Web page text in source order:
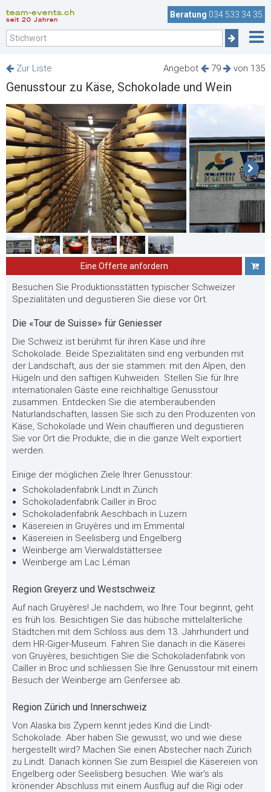
team-events.ch
seit 20 Jahren
Beratung 034 533 34 35
Angebot 79 von 135
Zur Liste
Genusstour zu Käse, Schokolade und Wein
Eine Offerte anfordern
Besuchen Sie Produktionsstätten typischer Schweizer
Spezialitäten und degustieren Sie diese vor Ort.
Die «Tour de Suisse» für Geniesser
Die Schweiz ist berühmt für ihren Käse und ihre
Schokolade. Beide Spezialitäten sind eng verbunden mit
der Landschaft, aus der sie stammen: mit den Alpen, den
Hügeln und den saftigen Kuhweiden. Stellen Sie für Ihre
internationalen Gäste eine reichhaltige Genusstour
zusammen. Entdecken Sie die atemberaubenden
Naturlandschaften, lassen Sie sich zu den Produzenten von
Käse, Schokolade und Wein chauffieren und degustieren
Sie vor Ort die Produkte, die in die ganze Welt exportiert
werden.
Einige der möglichen Ziele Ihrer Genusstour:
Schokoladenfabrik Lindt in Zürich
Schokoladenfabrik Cailler in Broc
Schokoladenfabrik Aeschbach in Luzern
Käsereien in Gruyères und im Emmental
Käsereien in Seelisberg und Engelberg
Weinberge am Vierwaldstättersee
Weinberge am Lac Léman
Region Greyerz und Westschweiz
Auf nach Gruyères! Je nachdem, wo Ihre Tour beginnt, geht
es früh los. Besichtigen Sie das hübsche mittelalterliche
Städtchen mit dem Schloss aus dem 13. Jahrhundert und
dem HR-Giger-Museum. Fahren Sie danach in die Käserei
von Gruyères, besichtigen Sie die Schokoladenfabrik von
Cailler in Broc und schliessen Sie Ihre Genusstour mit einem
Besuch der Weinberge am Genfersee ab.
Region Zürich und Innerschweiz
Von Alaska bis Zypern kennt jedes Kind die Lindt-
Schokolade. Aber haben Sie gewusst, wo und wie diese
hergestellt wird? Machen Sie einen Abstecher nach Zürich
zu Lindt. Danach können Sie zum Beispiel die Käsereien von
Engelberg oder Seelisberg besuchen. Wie wär's als
krönender Abschluss mit einem Ausflug auf die Rigi oder